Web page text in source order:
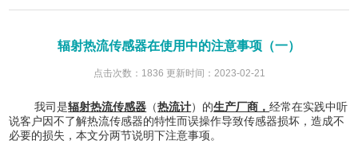
辐射热流传感器在使用中的注意事项（一）
点击次数：1836 更新时间：2023-02-21
我司是辐射热流传感器 （热流计）的生产厂商，经常在实践中听
说客户因不了解热流传感器的特性而误操作导致传感器损坏，造成不
必要的损失，本文分两节说明下注意事项。